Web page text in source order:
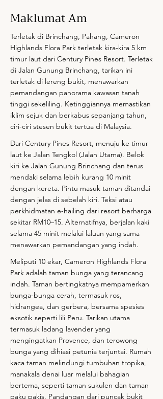
Maklumat Am
Terletak di Brinchang, Pahang, Cameron
Highlands Flora Park terletak kira-kira 5 km
timur laut dari Century Pines Resort. Terletak
di Jalan Gunung Brinchang, tarikan ini
terletak di lereng bukit, menawarkan
pemandangan panorama kawasan tanah
tinggi sekeliling. Ketinggiannya memastikan
iklim sejuk dan berkabus sepanjang tahun,
ciri-ciri stesen bukit tertua di Malaysia.
Dari Century Pines Resort, menuju ke timur
laut ke Jalan Tengkol (Jalan Utama). Belok
kiri ke Jalan Gunung Brinchang dan terus
mendaki selama lebih kurang 10 minit
dengan kereta. Pintu masuk taman ditandai
dengan jelas di sebelah kiri. Teksi atau
perkhidmatan e-hailing dari resort berharga
sekitar RM10–15. Alternatifnya, berjalan kaki
selama 45 minit melalui laluan yang sama
menawarkan pemandangan yang indah.
Meliputi 10 ekar, Cameron Highlands Flora
Park adalah taman bunga yang terancang
indah. Taman bertingkatnya mempamerkan
bunga-bunga cerah, termasuk ros,
hidrangea, dan gerbera, bersama spesies
eksotik seperti lili Peru. Tarikan utama
termasuk ladang lavender yang
mengingatkan Provence, dan terowong
bunga yang dihiasi petunia terjuntai. Rumah
kaca taman melindungi tumbuhan tropika,
manakala denai luar melalui bahagian
bertema, seperti taman sukulen dan taman
paku pakis. Pandangan dari puncak bukit